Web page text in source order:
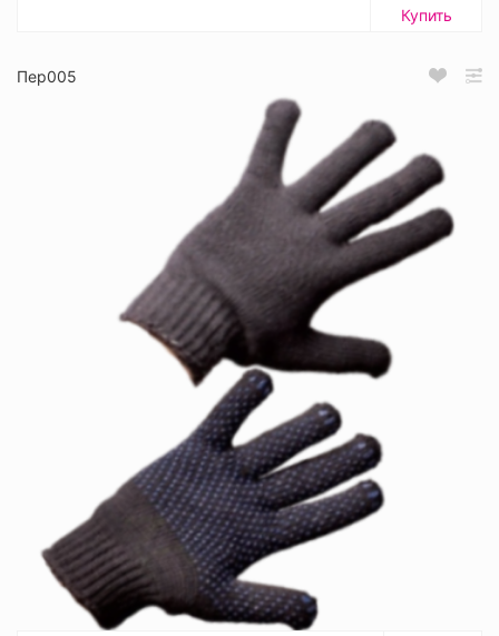
Купить
Пер005